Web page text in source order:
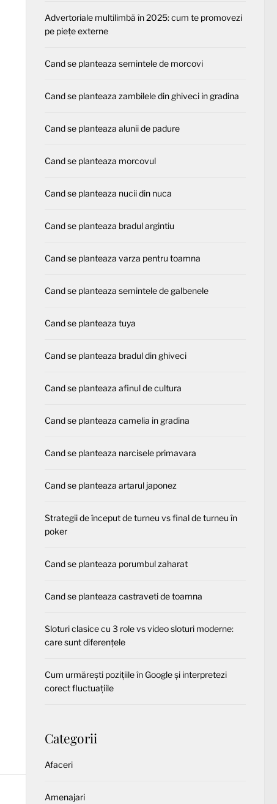
Advertoriale multilimbă în 2025: cum te promovezi
pe piețe externe
Cand se planteaza semintele de morcovi
Cand se planteaza zambilele din ghiveci in gradina
Cand se planteaza alunii de padure
Cand se planteaza morcovul
Cand se planteaza nucii din nuca
Cand se planteaza bradul argintiu
Cand se planteaza varza pentru toamna
Cand se planteaza semintele de galbenele
Cand se planteaza tuya
Cand se planteaza bradul din ghiveci
Cand se planteaza afinul de cultura
Cand se planteaza camelia in gradina
Cand se planteaza narcisele primavara
Cand se planteaza artarul japonez
Strategii de început de turneu vs final de turneu în
poker
Cand se planteaza porumbul zaharat
Cand se planteaza castraveti de toamna
Sloturi clasice cu 3 role vs video sloturi moderne:
care sunt diferențele
Cum urmărești pozițiile în Google și interpretezi
corect fluctuațiile
Categorii
Afaceri
Amenajari